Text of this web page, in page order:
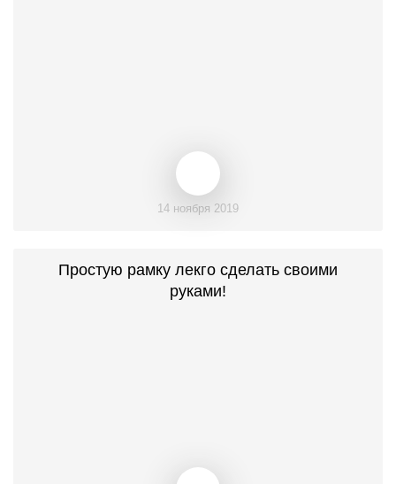
14 ноября 2019
Простую рамку лекго сделать своими
руками!